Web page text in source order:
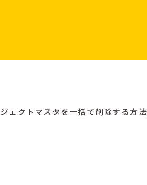
ェクトマスタを一括で削除する方法